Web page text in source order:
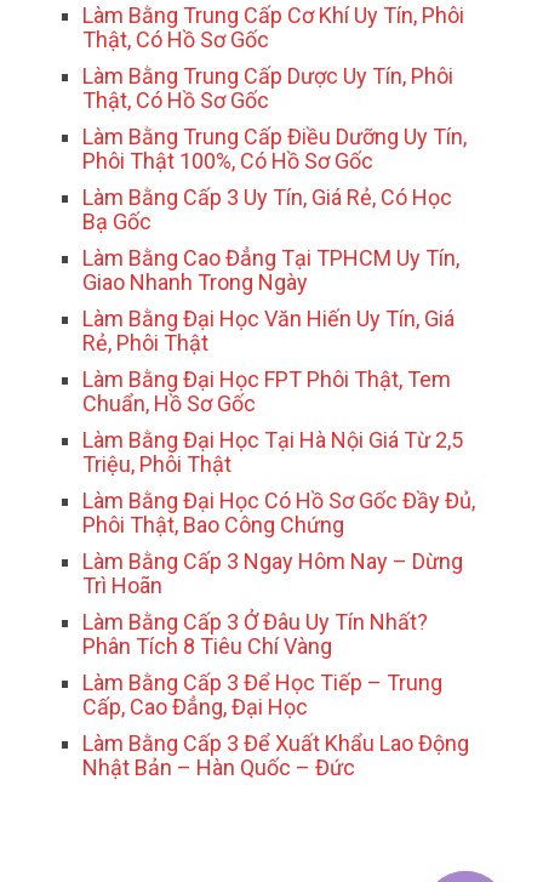
Làm Bằng Trung Cấp Cơ Khí Uy Tín, Phôi
Thật, Có Hồ Sơ Gốc
Làm Bằng Trung Cấp Dược Uy Tín, Phôi
Thật, Có Hồ Sơ Gốc
Làm Bằng Trung Cấp Điều Dưỡng Uy Tín,
Phôi Thật 100%, Có Hồ Sơ Gốc
Làm Bằng Cấp 3 Uy Tín, Giá Rẻ, Có Học
Bạ Gốc
Làm Bằng Cao Đẳng Tại TPHCM Uy Tín,
Giao Nhanh Trong Ngày
Làm Bằng Đại Học Văn Hiến Uy Tín, Giá
Rẻ, Phôi Thật
Làm Bằng Đại Học FPT Phôi Thật, Tem
Chuẩn, Hồ Sơ Gốc
Làm Bằng Đại Học Tại Hà Nội Giá Từ 2,5
Triệu, Phôi Thật
Làm Bằng Đại Học Có Hồ Sơ Gốc Đầy Đủ,
Phôi Thật, Bao Công Chứng
Làm Bằng Cấp 3 Ngay Hôm Nay – Dừng
Trì Hoãn
Làm Bằng Cấp 3 Ở Đâu Uy Tín Nhất?
Phân Tích 8 Tiêu Chí Vàng
Làm Bằng Cấp 3 Để Học Tiếp – Trung
Cấp, Cao Đẳng, Đại Học
Làm Bằng Cấp 3 Để Xuất Khẩu Lao Động
Nhật Bản – Hàn Quốc – Đức